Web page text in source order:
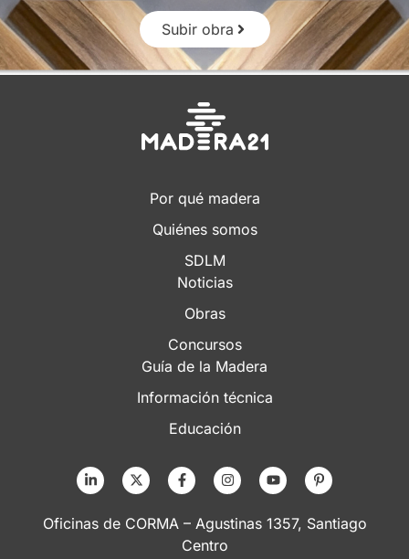
Subir obra
Por qué madera
Quiénes somos
SDLM
Noticias
Obras
Concursos
Guía de la Madera
Información técnica
Educación
Oficinas de CORMA – Agustinas 1357, Santiago
Centro